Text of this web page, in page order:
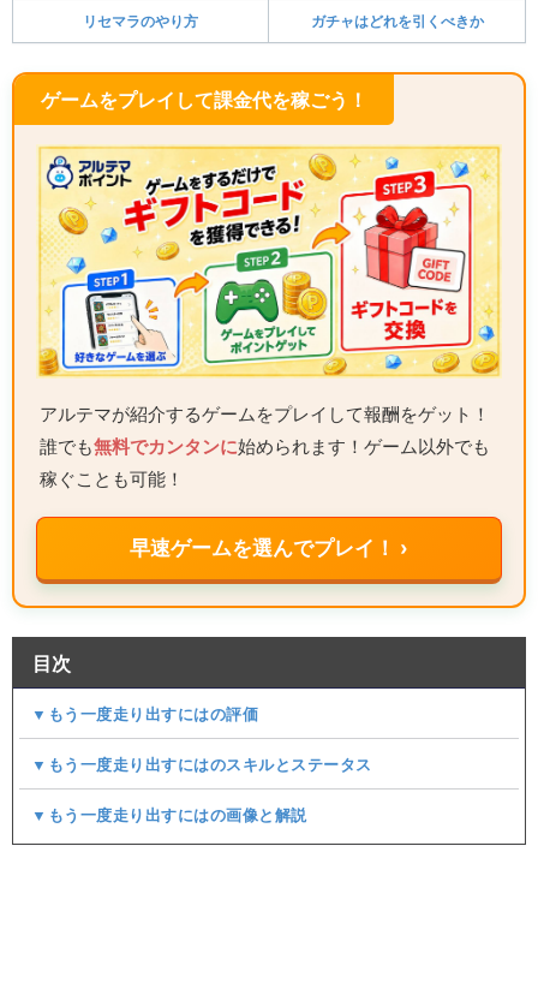
リセマラのやり方 ガチャはどれを引くべきか
ゲームをプレイして課金代を稼ごう！
アルテマが紹介するゲームをプレイして報酬をゲット！
誰でも無料でカンタンに始められます！ゲーム以外でも
稼ぐことも可能！
早速ゲームを選んでプレイ！ ›
目次
▼もう一度走り出すにはの評価
▼もう一度走り出すにはのスキルとステータス
▼もう一度走り出すにはの画像と解説